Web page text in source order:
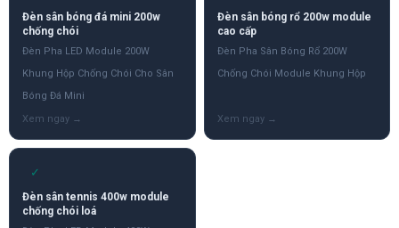
Đèn sân bóng đá mini 200w
chống chói
Đèn Pha LED Module 200W
Khung Hộp Chống Chói Cho Sân
Bóng Đá Mini
Đèn sân bóng rổ 200w module
cao cấp
Đèn Pha Sân Bóng Rổ 200W
Chống Chói Module Khung Hộp
✓
Đèn sân tennis 400w module
chống chói loá